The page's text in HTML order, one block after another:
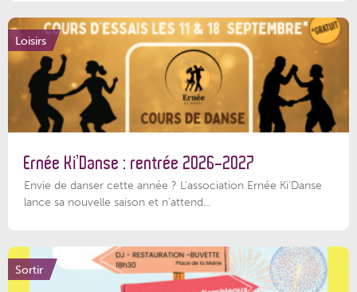
Loisirs
Ernée Ki’Danse : rentrée 2026-2027
Envie de danser cette année ? L'association Ernée Ki'Danse
lance sa nouvelle saison et n'attend...
Sortir